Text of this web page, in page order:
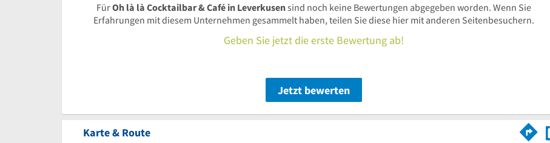
FürOh là là Cocktailbar & Café in Leverkusensind noch keine Bewertungen abgegeben worden. Wenn Sie
Erfahrungen mit diesem Unternehmen gesammelt haben, teilen Sie diese hier mit anderen Seitenbesuchern.
Geben Sie jetzt die erste Bewertung ab!
Jetzt bewerten
Karte & Route